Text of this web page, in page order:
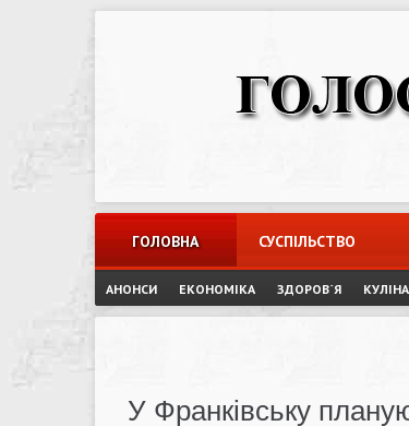
ГОЛОВНА СУСПІЛЬСТВО
АНОНСИ ЕКОНОМІКА ЗДОРОВ`Я
У Франківську